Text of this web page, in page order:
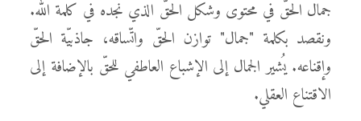
جمال الحقّ في محتوى وشكل الحقّ الذي نجده في كلمة الله.
ونقصد بكلمة "جمال" توازن الحقّ واتّساقه، جاذبيّة الحقّ
وإقناعه. يُشير الجمال إلى الإشباع العاطفي للحقّ بالإضافة إلى
الاقتناع العقلي.